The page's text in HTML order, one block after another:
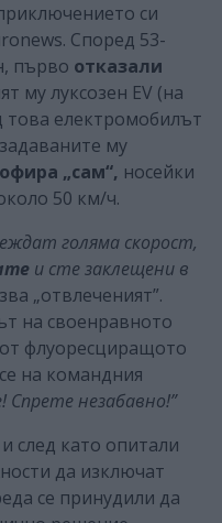
си
Според 53-
първо отказали
му луксозен EV (на
това електромобилът
му
„сам“, носейки
50 км/ч.
голяма скорост,
и сте заклещени в
„отвлеченият”.
на своенравното
флуоресциращото
на командния
незабавно!”
след като опитали
да изключат
се принудили да